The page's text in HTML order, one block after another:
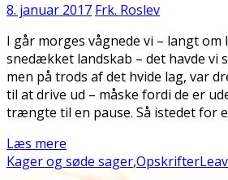
8. januar 2017 Frk. Roslev
I går morges vågnede vi – langt
snedækket landskab – det havde vi
men på trods af det hvide lag, var
til at drive ud – måske fordi de er
trængte til en pause. Så istedet for
Læs mere
Kager og søde sager,Opskrifter